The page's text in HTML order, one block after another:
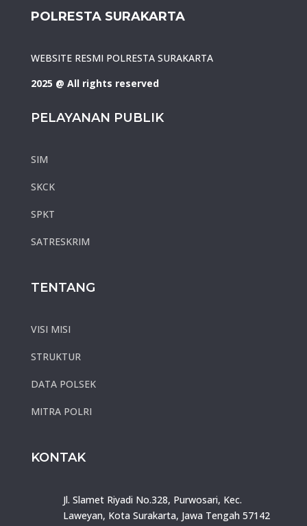
POLRESTA SURAKARTA
WEBSITE RESMI POLRESTA SURAKARTA
2025 @ All rights reserved
PELAYANAN PUBLIK
SIM
SKCK
SPKT
SATRESKRIM
TENTANG
VISI MISI
STRUKTUR
DATA POLSEK
MITRA POLRI
KONTAK
Jl. Slamet Riyadi No.328, Purwosari, Kec.
Laweyan, Kota Surakarta, Jawa Tengah 57142